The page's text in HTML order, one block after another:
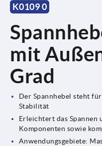
K0109 0
mit
Grad
Der Spannhebel steht
Stabilität
Erleichtert das Spannen
Komponenten sowie
Anwendungsgebiete: